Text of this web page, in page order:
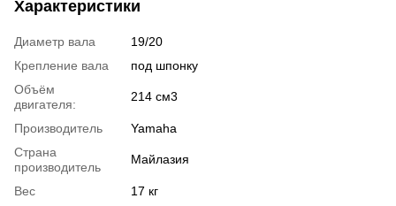
Характеристики
Диаметр вала
19/20
Крепление вала
под шпонку
Объём
двигателя:
214 см3
Производитель
Yamaha
Страна
производитель
Майлазия
Вес
17 кг